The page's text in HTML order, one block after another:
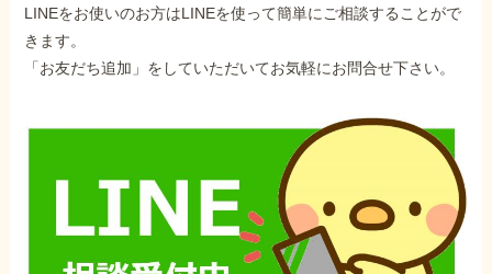
LINEをお使いのお方はLINEを使って簡単にご相談することがで
きます。
「お友だち追加」をしていただいてお気軽にお問合せ下さい。